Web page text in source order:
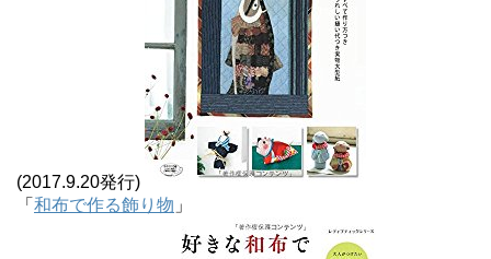
(2017.9.20発行)
「 和布で作る飾り物 」